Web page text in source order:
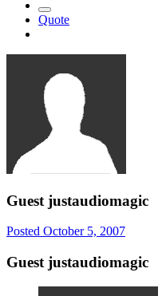
Quote
Guest justaudiomagic
Posted October 5, 2007
Guest justaudiomagic